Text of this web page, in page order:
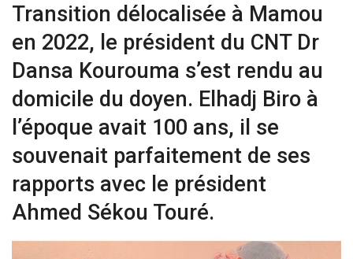
Transition délocalisée à Mamou
en 2022, le président du CNT Dr
Dansa Kourouma s’est rendu au
domicile du doyen. Elhadj Biro à
l’époque avait 100 ans, il se
souvenait parfaitement de ses
rapports avec le président
Ahmed Sékou Touré.